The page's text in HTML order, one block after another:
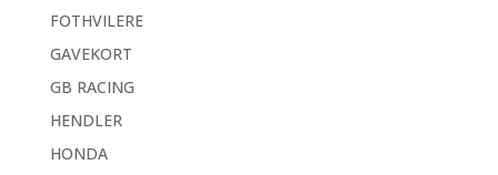
FOTHVILERE
GAVEKORT
GB RACING
HENDLER
HONDA